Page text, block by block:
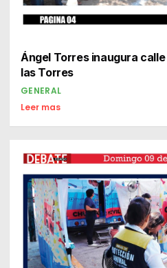
Ángel Torres inaugura
las Torres
GENERAL
Leer mas